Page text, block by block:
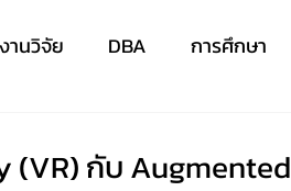
งานวิจัย DBA การศึกษา
(VR) กับ Augmented